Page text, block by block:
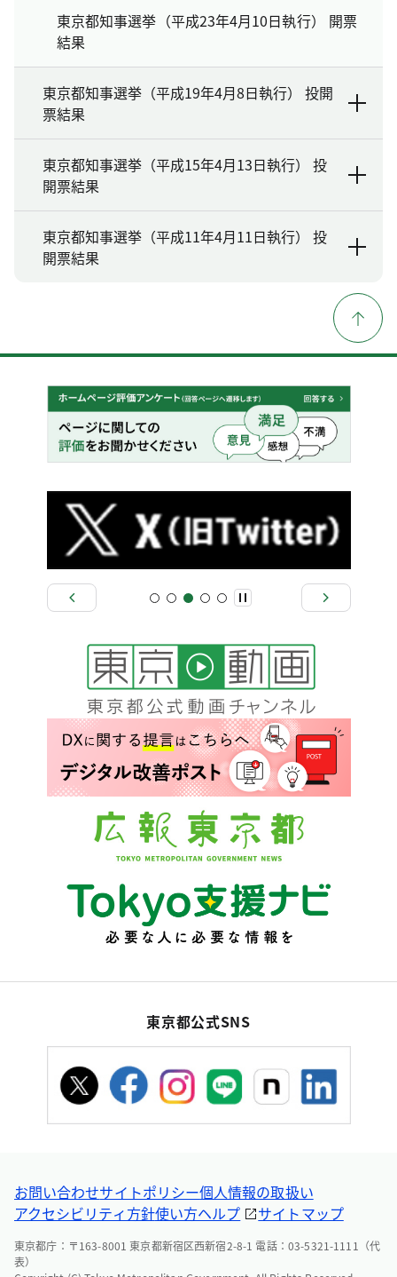
東京都知事選挙（平成23年4月10日執行） 開票
結果
東京都知事選挙（平成19年4月8日執行） 投開
票結果
東京都知事選挙（平成15年4月13日執行） 投
開票結果
東京都知事選挙（平成11年4月11日執行） 投
開票結果
東京都公式SNS
お問い合わせサイトポリシー個人情報の取扱い
アクセシビリティ方針使い方ヘルプ サイトマップ
東京都庁：〒163-8001 東京都新宿区西新宿2-8-1 電話：03-5321-1111（代
表）